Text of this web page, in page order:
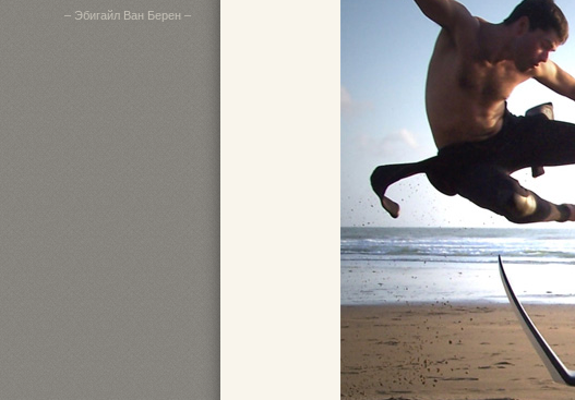
– Эбигайл Ван Берен –